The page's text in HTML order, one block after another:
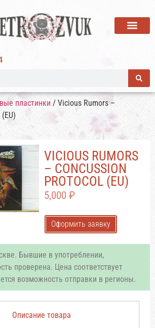
пластинки / Vicious Rumors –
VICIOUS RUMORS
– CONCUSSION
PROTOCOL (EU)
5,000 ₽
Оформить заявку
Бывшие в употреблении,
проверена. Цена соответствует
возможность отправки в регионы.
Описание товара